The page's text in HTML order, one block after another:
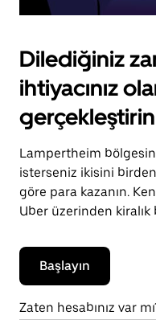
Dilediğiniz
ihtiyacınız
Lampertheim
isterseniz ikisini
göre para kazanın.
Uber üzerinden
Başlayın
Zaten hesabınız var